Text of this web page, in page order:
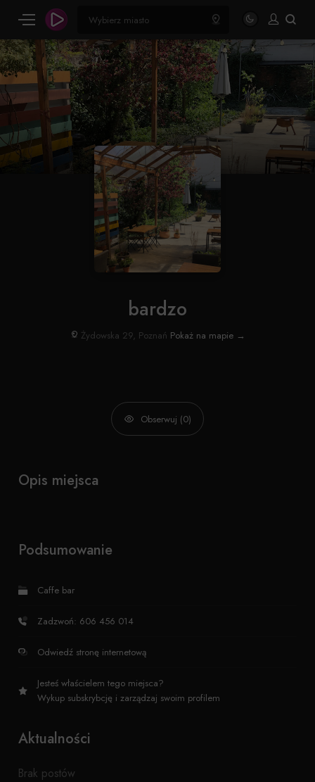
bardzo
Żydowska 29, Poznań Pokaż na mapie →
Obserwuj (0)
Opis miejsca
Podsumowanie
Caffe bar
Zadzwoń: 606 456 014
Odwiedź stronę internetową
Jesteś właścielem tego miejsca?
Wykup subskrybcję i zarządzaj swoim profilem
Aktualności
Brak postów